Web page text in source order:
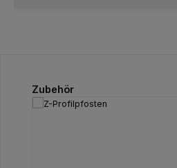
Produktgalerie überspringen
Zubehör